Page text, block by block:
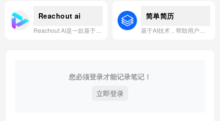
Reachout ai 简单简历
您必须登录才能记录笔记！
立即登录